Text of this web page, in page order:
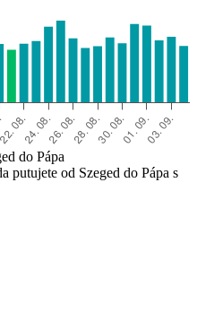
do Pápa
putujete od Szeged do Pápa s